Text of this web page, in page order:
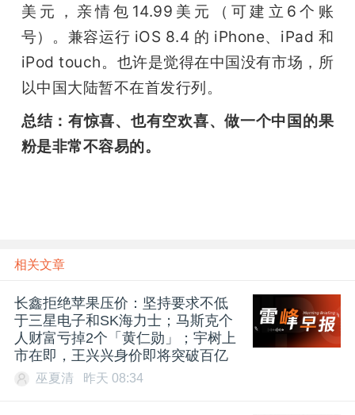
美元，亲情包14.99美元（可建立6个账
号）。兼容运行 iOS 8.4 的 iPhone、iPad 和
iPod touch。也许是觉得在中国没有市场，所
以中国大陆暂不在首发行列。
总结：有惊喜、也有空欢喜、做一个中国的果
粉是非常不容易的。
相关文章
长鑫拒绝苹果压价：坚持要求不低
于三星电子和SK海力士；马斯克个
人财富亏掉2个「黄仁勋」；宇树上
市在即，王兴兴身价即将突破百亿
巫夏清 昨天 08:34